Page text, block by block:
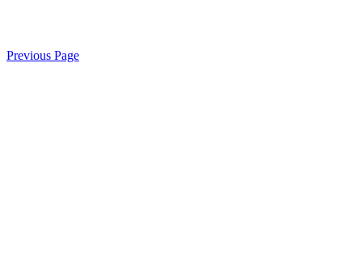
Previous Page